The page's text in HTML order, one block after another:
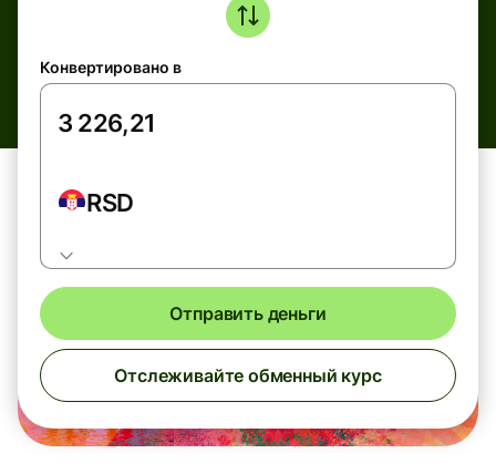
Конвертировано в
RSD
Отправить деньги
Отслеживайте обменный курс